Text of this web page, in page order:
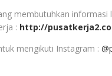
membutuhkan informasi
: http://
mengikuti Instagram :